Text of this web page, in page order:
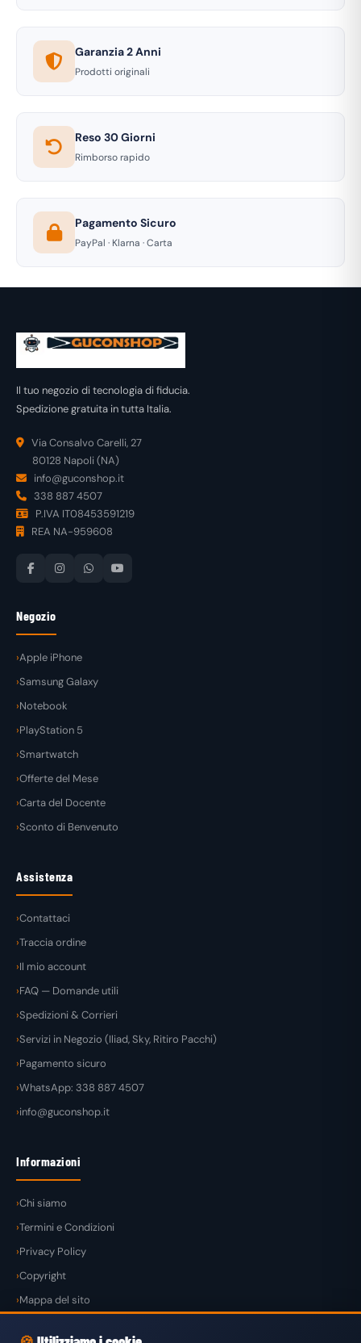
Garanzia 2 Anni
Prodotti originali
Reso 30 Giorni
Rimborso rapido
Pagamento Sicuro
PayPal · Klarna · Carta
Il tuo negozio di tecnologia di fiducia.
Spedizione gratuita in tutta Italia.
Via Consalvo Carelli, 27
80128 Napoli (NA)
info@guconshop.it
338 887 4507
P.IVA IT08453591219
REA NA-959608
Negozio
Apple iPhone
Samsung Galaxy
Notebook
PlayStation 5
Smartwatch
Offerte del Mese
Carta del Docente
Sconto di Benvenuto
Assistenza
Contattaci
Traccia ordine
Il mio account
FAQ — Domande utili
Spedizioni & Corrieri
Servizi in Negozio (Iliad, Sky, Ritiro Pacchi)
Pagamento sicuro
WhatsApp: 338 887 4507
info@guconshop.it
Informazioni
Chi siamo
Termini e Condizioni
Privacy Policy
Copyright
Mappa del sito